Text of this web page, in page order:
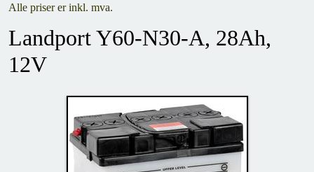
Alle priser er inkl. mva.
Landport Y60-N30-A, 28Ah,
12V